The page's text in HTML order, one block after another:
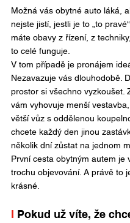
Možná vás obytné auto láká,
nejste jistí, jestli je to „to
máte obavy z řízení, z
to celé funguje.
V tom případě je pronájem
Nezavazuje vás dlouhodobě.
prostor si všechno vyzkoušet.
vám vyhovuje menší
větší vůz s oddělenou
chcete každý den jinou
několik dní zůstat na jednom
První cesta obytným autem je
trochu objevování. A právě to
krásné.
I Pokud už víte, že